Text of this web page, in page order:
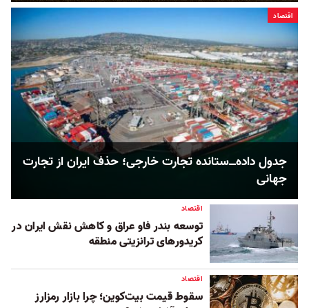
اقتصاد
جدول داده‌ــ‌ستانده تجارت خارجی؛ حذف ایران از تجارت
جهانی
اقتصاد
توسعه بندر فاو عراق و کاهش نقش ایران در
کریدورهای ترانزیتی منطقه
اقتصاد
سقوط قیمت بیت‌کوین؛ چرا بازار رمزارز